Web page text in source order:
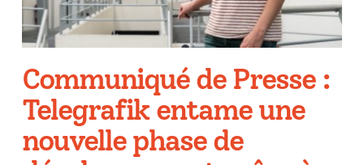
Communiqué de Presse :
Telegrafik entame une
nouvelle phase de